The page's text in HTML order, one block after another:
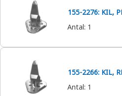
155-2276: KIL,
Antal: 1
155-2266: KIL,
Antal: 1